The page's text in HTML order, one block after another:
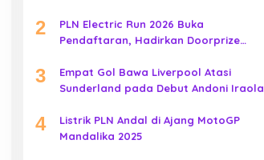
2
PLN Electric Run 2026 Buka
Pendaftaran, Hadirkan Doorprize
3
Empat Gol Bawa Liverpool Atasi
Sunderland pada Debut Andoni Iraola
4
Listrik PLN Andal di Ajang MotoGP
Mandalika 2025